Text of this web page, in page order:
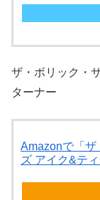
ザ・ボリック・
ターナー
Amazonで「ザ
ズ アイク&テ